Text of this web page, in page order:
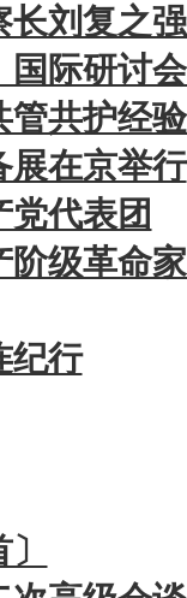
刘复之
国际研讨
共护经
展在京举行
代表团
级革命
行